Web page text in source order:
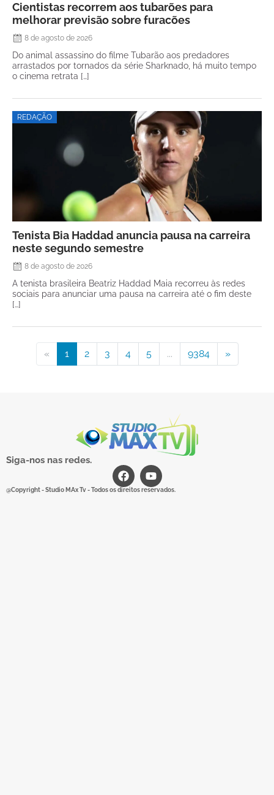
Cientistas recorrem aos tubarões para
melhorar previsão sobre furacões
8 de agosto de 2026
Do animal assassino do filme Tubarão aos predadores
arrastados por tornados da série Sharknado, há muito tempo
o cinema retrata […]
REDAÇÃO
Tenista Bia Haddad anuncia pausa na carreira
neste segundo semestre
8 de agosto de 2026
A tenista brasileira Beatriz Haddad Maia recorreu às redes
sociais para anunciar uma pausa na carreira até o fim deste
[…]
« 1 2 3 4 5 ... 9384 »
Siga-nos nas redes.
@Copyright - Studio MAx Tv - Todos os direitos reservados.